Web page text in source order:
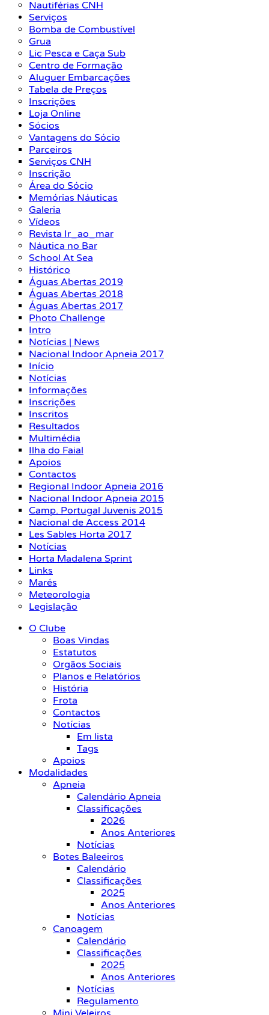
Nautiférias CNH
Serviços
Bomba de Combustível
Grua
Lic Pesca e Caça Sub
Centro de Formação
Aluguer Embarcações
Tabela de Preços
Inscrições
Loja Online
Sócios
Vantagens do Sócio
Parceiros
Serviços CNH
Inscrição
Área do Sócio
Memórias Náuticas
Galeria
Vídeos
Revista Ir_ao_mar
Náutica no Bar
School At Sea
Histórico
Águas Abertas 2019
Águas Abertas 2018
Águas Abertas 2017
Photo Challenge
Intro
Notícias | News
Nacional Indoor Apneia 2017
Início
Notícias
Informações
Inscrições
Inscritos
Resultados
Multimédia
Ilha do Faial
Apoios
Contactos
Regional Indoor Apneia 2016
Nacional Indoor Apneia 2015
Camp. Portugal Juvenis 2015
Nacional de Access 2014
Les Sables Horta 2017
Notícias
Horta Madalena Sprint
Links
Marés
Meteorologia
Legislação
O Clube
Boas Vindas
Estatutos
Orgãos Sociais
Planos e Relatórios
História
Frota
Contactos
Notícias
Em lista
Tags
Apoios
Modalidades
Apneia
Calendário Apneia
Classificações
2026
Anos Anteriores
Notícias
Botes Baleeiros
Calendário
Classificações
2025
Anos Anteriores
Notícias
Canoagem
Calendário
Classificações
2025
Anos Anteriores
Notícias
Regulamento